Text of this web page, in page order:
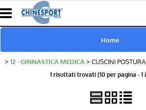
Home
www.chinesport.de
www.chinesport.fr
12 - GINNASTICA MEDICA CUSCINI
1 risultati trovati (10 per pagina - 1